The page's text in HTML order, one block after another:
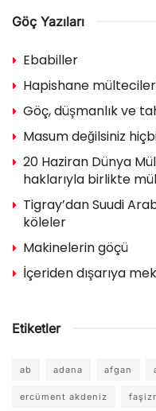
Göç Yazıları
Ebabiller
Hapishane
Göç, düşmanlık ve
Masum değilsiniz
20 Haziran Dünya
haklarıyla birlikte
Tigray’dan Suudi
köleler
Makinelerin göçü
İçeriden dışarıya
Etiketler
ab adana afgan
ercüment akdeniz